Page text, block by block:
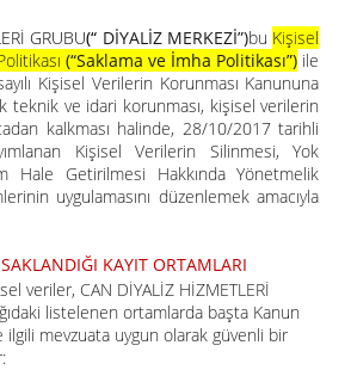
GRUBU(“ DİYALİZ MERKEZİ”)bu Kişisel
(“Saklama ve İmha Politikası”) ile
Kişisel Verilerin Korunması Kanununa
teknik ve idari korunması, kişisel verilerin
kalkması halinde, 28/10/2017 tarihli
Kişisel Verilerin Silinmesi, Yok
Hale Getirilmesi Hakkında Yönetmelik
uygulamasını düzenlemek amacıyla
KAYIT ORTAMLARI
veriler, CAN DİYALİZ HİZMETLERİ
listelenen ortamlarda başta Kanun
mevzuata uygun olarak güvenli bir